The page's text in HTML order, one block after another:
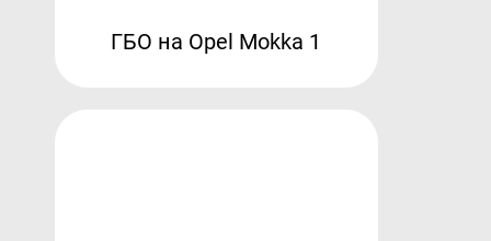
ГБО на Opel Mokka 1